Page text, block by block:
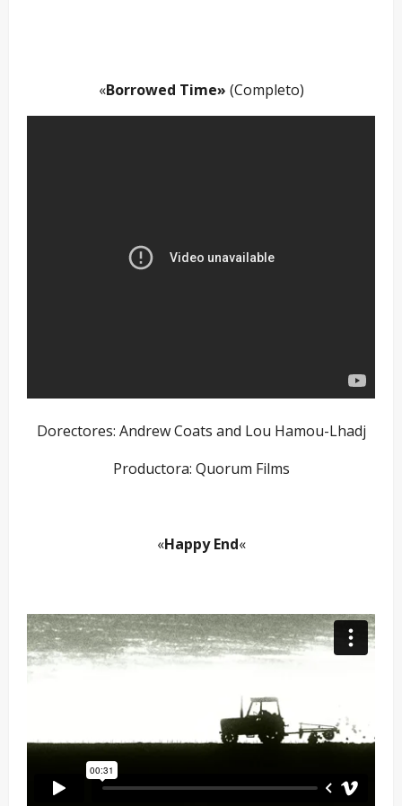
«Borrowed Time» (Completo)
Dorectores: Andrew Coats and Lou Hamou-Lhadj
Productora: Quorum Films
«Happy End«